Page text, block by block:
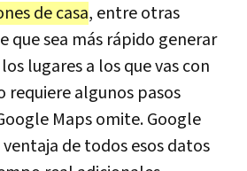
de casa, entre otras
que sea más rápido generar
lugares a los que vas con
requiere algunos pasos
Maps omite. Google
de todos esos datos